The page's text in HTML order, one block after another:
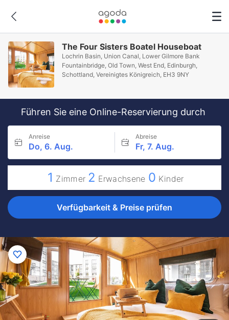
The Four Sisters Boatel Houseboat
Lochrin Basin, Union Canal, Lower Gilmore Bank
Fountainbridge, Old Town, West End, Edinburgh,
Schottland, Vereinigtes Königreich, EH3 9NY
Führen Sie eine Online-Reservierung durch
Anreise
Do, 6. Aug.
Abreise
Fr, 7. Aug.
1 Zimmer 2 Erwachsene 0 Kinder
Verfügbarkeit & Preise prüfen